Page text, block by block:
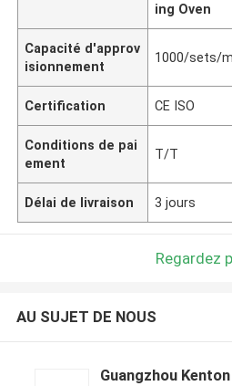
ing Oven
Capacité d'approv
isionnement
1000/sets/
Certification CE ISO
Conditions de pai
ement
T/T
Délai de livraison 3 jours
Regardez
AU SUJET DE NOUS
Guangzhou